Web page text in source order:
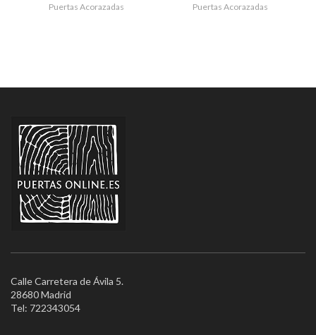
Puertas Acorazadas Puertas Acorazadas
Calle Carretera de Ávila 5.
28680 Madrid
Tel: 722343054